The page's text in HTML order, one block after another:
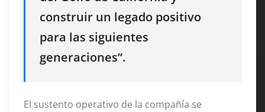
construir un legado positivo
para las siguientes
generaciones”.
El sustento operativo de la compañía se